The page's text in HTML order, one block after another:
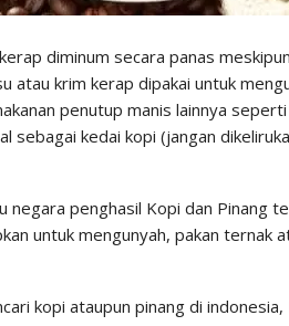
diminum secara panas
atau krim kerap dipakai untuk
penutup manis lainnya
sebagai kedai kopi (jangan
negara penghasil Kopi dan Pinang
untuk mengunyah, pakan ternak
kopi ataupun pinang di